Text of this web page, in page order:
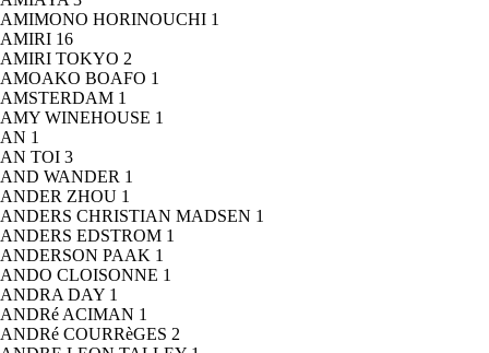
AMIMONO HORINOUCHI 1
AMIRI 16
AMIRI TOKYO 2
AMOAKO BOAFO 1
AMSTERDAM 1
AMY WINEHOUSE 1
AN 1
AN TOI 3
AND WANDER 1
ANDER ZHOU 1
ANDERS CHRISTIAN MADSEN 1
ANDERS EDSTROM 1
ANDERSON PAAK 1
ANDO CLOISONNE 1
ANDRA DAY 1
ANDRé ACIMAN 1
ANDRé COURRèGES 2